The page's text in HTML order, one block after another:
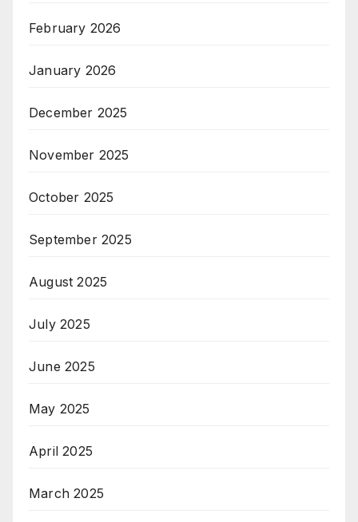
February 2026
January 2026
December 2025
November 2025
October 2025
September 2025
August 2025
July 2025
June 2025
May 2025
April 2025
March 2025